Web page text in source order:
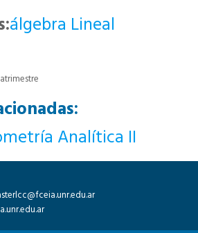
álgebra Lineal
Analí­tica II